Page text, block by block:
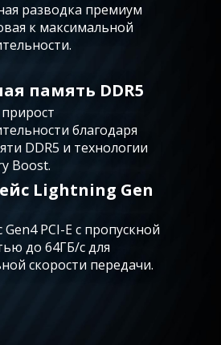
разводка премиум
к максимальной
память DDR5
благодаря
DDR5 и технологии
Boost.
Lightning Gen
PCI-E с пропускной
до 64ГБ/с для
скорости передачи.